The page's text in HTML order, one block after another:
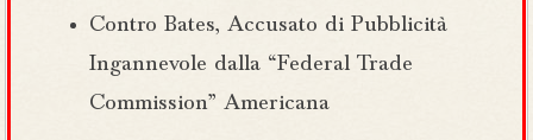
Contro Bates, Accusato di Pubblicità
Ingannevole dalla “Federal Trade
Commission” Americana